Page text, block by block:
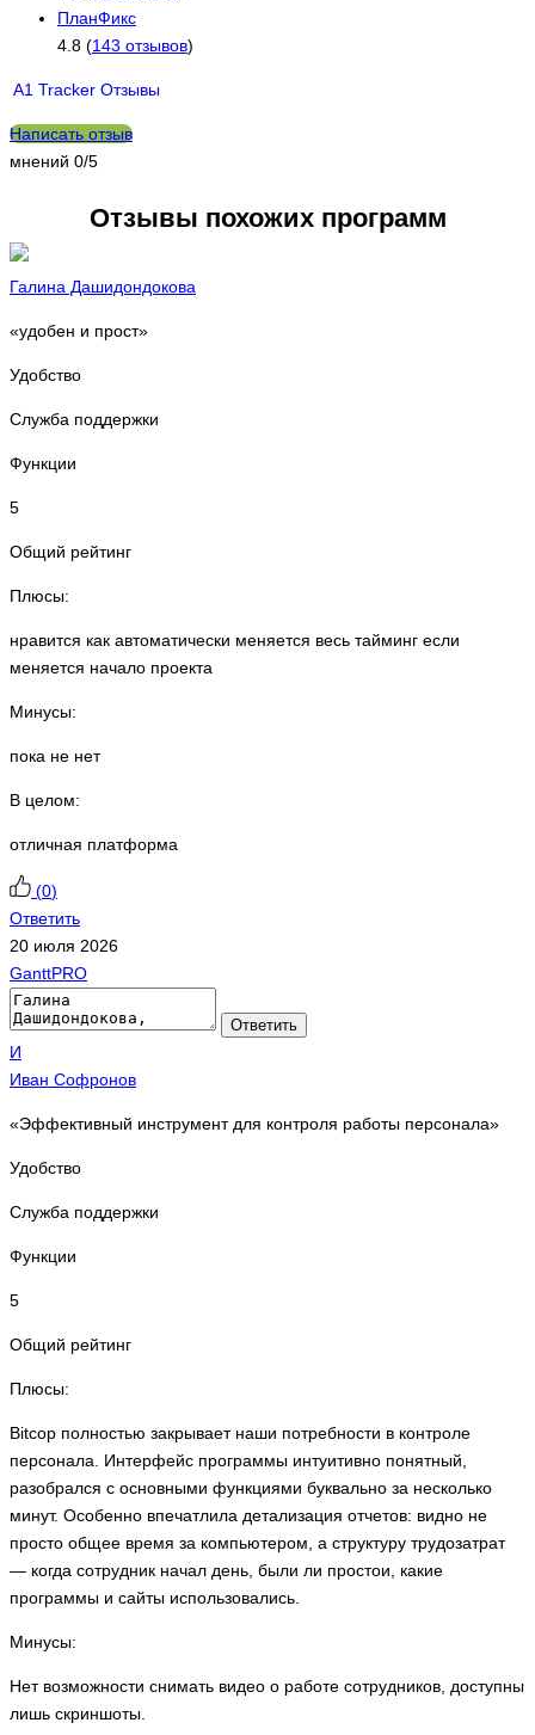
ПланФикс
4.8 (143 отзывов)
A1 Tracker Отзывы
Написать отзыв
мнений 0/5
Отзывы похожих программ
Галина Дашидондокова
«удобен и прост»
Удобство
Служба поддержки
Функции
5
Общий рейтинг
Плюсы:
нравится как автоматически меняется весь тайминг если
меняется начало проекта
Минусы:
пока не нет
В целом:
отличная платформа
(0)
Ответить
20 июля 2026
GanttPRO
Ответить
И
Иван Софронов
«Эффективный инструмент для контроля работы персонала»
Удобство
Служба поддержки
Функции
5
Общий рейтинг
Плюсы:
Bitcop полностью закрывает наши потребности в контроле
персонала. Интерфейс программы интуитивно понятный,
разобрался с основными функциями буквально за несколько
минут. Особенно впечатлила детализация отчетов: видно не
просто общее время за компьютером, а структуру трудозатрат
— когда сотрудник начал день, были ли простои, какие
программы и сайты использовались.
Минусы:
Нет возможности снимать видео о работе сотрудников, доступны
лишь скриншоты.